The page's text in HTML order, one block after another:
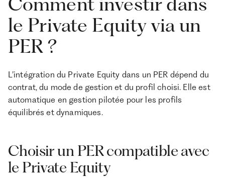
le Private Equity via un
PER ?
L’intégration du Private Equity dans un PER dépend du
contrat, du mode de gestion et du profil choisi. Elle est
automatique en gestion pilotée pour les profils
équilibrés et dynamiques.
Choisir un PER compatible avec
le Private Equity